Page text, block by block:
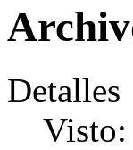
Detalles
Visto: